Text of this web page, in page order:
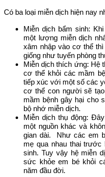
Có ba loại miễn dịch hiện nay
Miễn dịch bẩm sinh:
một lượng miễn dịch
xâm nhập vào cơ thể
giống như tuyến phòng
Miễn dịch thích ứng: Hệ
cơ thể khỏi các mầm
tiếp xúc với một số các
cơ thể con người sẽ
mầm bệnh gây hại cho
bộ nhớ miễn dịch.
Miễn dịch thụ động:
một nguồn khác và
gian dài. Như các em
mẹ qua nhau thai
sinh. Tuy vậy hệ miễn
sức khỏe em bé khỏi
năm đầu đời.